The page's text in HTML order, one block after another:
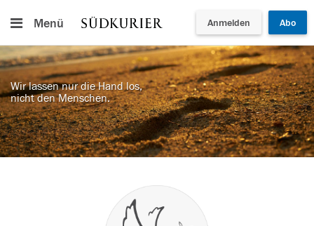
Menü Anmelden Abo
Wir lassen nur die Hand los,
nicht den Menschen.